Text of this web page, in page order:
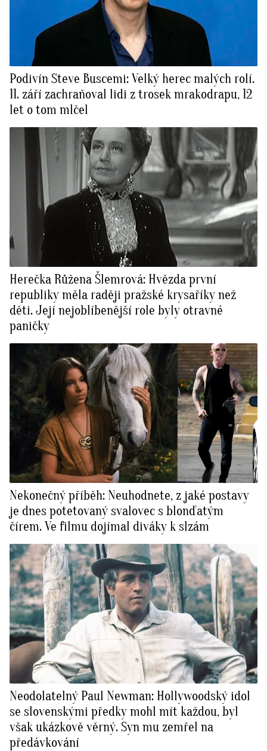
Podivín Steve Buscemi: Velký herec malých rolí.
11. září zachraňoval lidi z trosek mrakodrapu, 12
let o tom mlčel
Herečka Růžena Šlemrová: Hvězda první
republiky měla raději pražské krysaříky než
děti. Její nejoblíbenější role byly otravné
paničky
Nekonečný příběh: Neuhodnete, z jaké postavy
je dnes potetovaný svalovec s blonďatým
čírem. Ve filmu dojímal diváky k slzám
Neodolatelný Paul Newman: Hollywoodský idol
se slovenskými předky mohl mít každou, byl
však ukázkově věrný. Syn mu zemřel na
předávkování